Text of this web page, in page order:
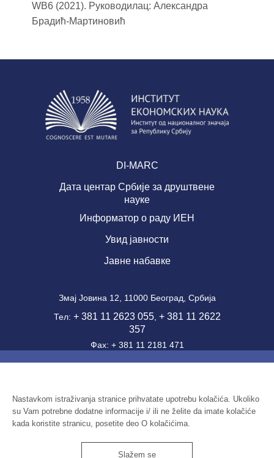
Nastavkom istraživanja stranice prihvatate upotrebu kolačića. Ukoliko
su Vam potrebne dodatne informacije i/ ili ne želite da imate kolačiće
kada koristite stranicu, posetite deo O kolačićima.
Slažem se
WB6 (2021). Руководилац: Александра
Брадић-Мартиновић
DI-MARC
Дата центар Србије за друштвене
науке
Информатор о раду ИЕН
Увид јавности
Јавне набавке
Змај Јовина 12, 11000 Београд, Србија
Тел: + 381 11 2623 055, + 381 11 2622
357
Фаx: + 381 11 2181 471
email:office@ien.bg.ac.rs
ПИБ: 100039204
Матични број: 07041144